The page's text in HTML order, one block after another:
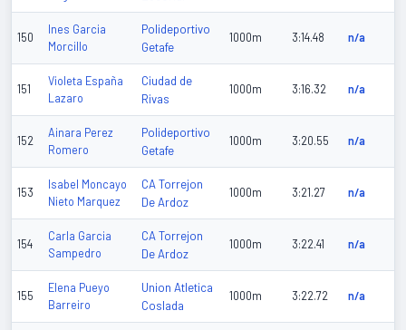
150
Ines Garcia
Morcillo
Polideportivo
Getafe
1000m 3:14.48 n/a
151
Violeta España
Lazaro
Ciudad de
Rivas
1000m 3:16.32 n/a
152
Ainara Perez
Romero
Polideportivo
Getafe
1000m 3:20.55 n/a
153
Isabel Moncayo
Nieto Marquez
CA Torrejon
De Ardoz
1000m 3:21.27 n/a
154
Carla Garcia
Sampedro
CA Torrejon
De Ardoz
1000m 3:22.41 n/a
155
Elena Pueyo
Barreiro
Union Atletica
Coslada
1000m 3:22.72 n/a